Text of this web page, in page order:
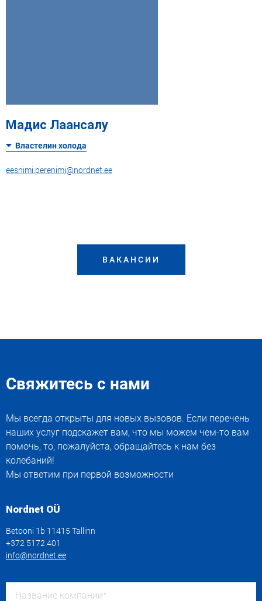
Мадис Лаансалу
Властелин холода
eesnimi.perenimi@nordnet.ee
ВАКАНСИИ
Свяжитесь с нами
Мы всегда открыты для новых вызовов. Если перечень
наших услуг подскажет вам, что мы можем чем-то вам
помочь, то, пожалуйста, обращайтесь к нам без
колебаний!
Мы ответим при первой возможности
Nordnet OÜ
Betooni 1b 11415 Tallinn
+372 5172 401
info@nordnet.ee